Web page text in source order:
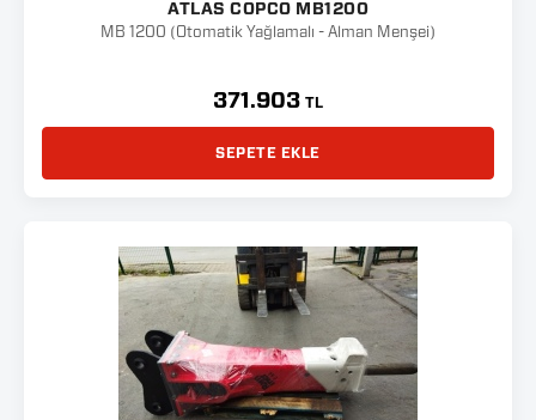
ATLAS COPCO MB1200
MB 1200 (Otomatik Yağlamalı - Alman Menşei)
371.903 TL
SEPETE EKLE